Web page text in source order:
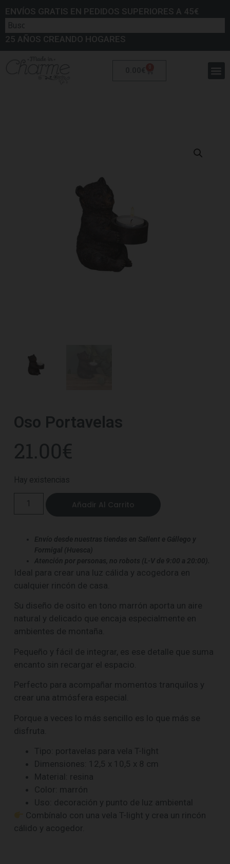
ENVÍOS GRATIS EN PEDIDOS SUPERIORES A 45€
25 AÑOS CREANDO HOGARES
Oso Portavelas
21.00€
Hay existencias
Añadir Al Carrito
Envío desde nuestras tiendas en Sallent e Gállego y
Formigal (Huesca)
Atención por personas, no robots (L-V de 9:00 a 20:00).
Ideal para crear una luz cálida y acogedora en
cualquier rincón de casa.
Su diseño de osito en tono marrón aporta un aire
natural y delicado que encaja especialmente en
ambientes de montaña.
Pequeño y fácil de integrar, es ese detalle que suma
encanto sin recargar el espacio.
Perfecto para acompañar momentos tranquilos y
crear una atmósfera especial.
Porque a veces lo más sencillo es lo que más se
disfruta.
Tipo: portavelas para vela T-light
Dimensiones: 12,5 x 10,5 x 8 cm
Material: resina
Color: marrón
Uso: decoración y punto de luz ambiental
Combínalo con una vela T-light y crea un rincón
cálido y acogedor.